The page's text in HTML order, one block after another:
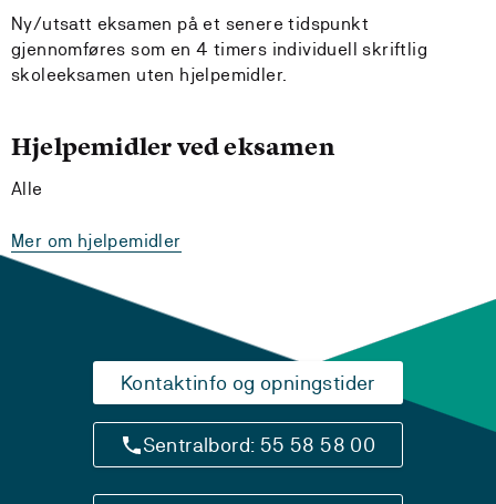
Ny/utsatt eksamen på et senere tidspunkt
gjennomføres som en 4 timers individuell skriftlig
skoleeksamen uten hjelpemidler.
Hjelpemidler ved eksamen
Alle
Mer om hjelpemidler
Kontaktinfo og opningstider
Sentralbord: 55 58 58 00